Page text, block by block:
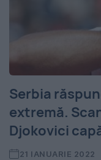
Serbia
extremă.
Djokovici
21 IANUARIE 2022